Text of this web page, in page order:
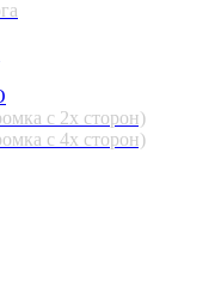
с 2х сторон)
с 4х сторон)